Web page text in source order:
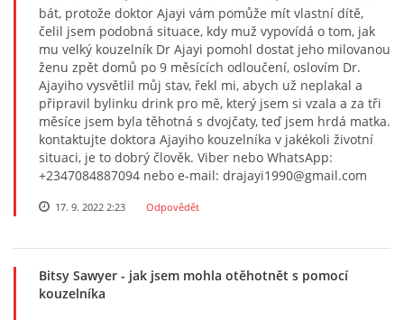
bát, protože doktor Ajayi vám pomůže mít vlastní dítě,
čelil jsem podobná situace, kdy muž vypovídá o tom, jak
mu velký kouzelník Dr Ajayi pomohl dostat jeho milovanou
ženu zpět domů po 9 měsících odloučení, oslovím Dr.
Ajayiho vysvětlil můj stav, řekl mi, abych už neplakal a
připravil bylinku drink pro mě, který jsem si vzala a za tři
měsíce jsem byla těhotná s dvojčaty, teď jsem hrdá matka.
kontaktujte doktora Ajayiho kouzelníka v jakékoli životní
situaci, je to dobrý člověk. Viber nebo WhatsApp:
+2347084887094 nebo e-mail: drajayi1990@gmail.com
17. 9. 2022 2:23 Odpovědět
Bitsy Sawyer - jak jsem mohla otěhotnět s pomocí
kouzelníka